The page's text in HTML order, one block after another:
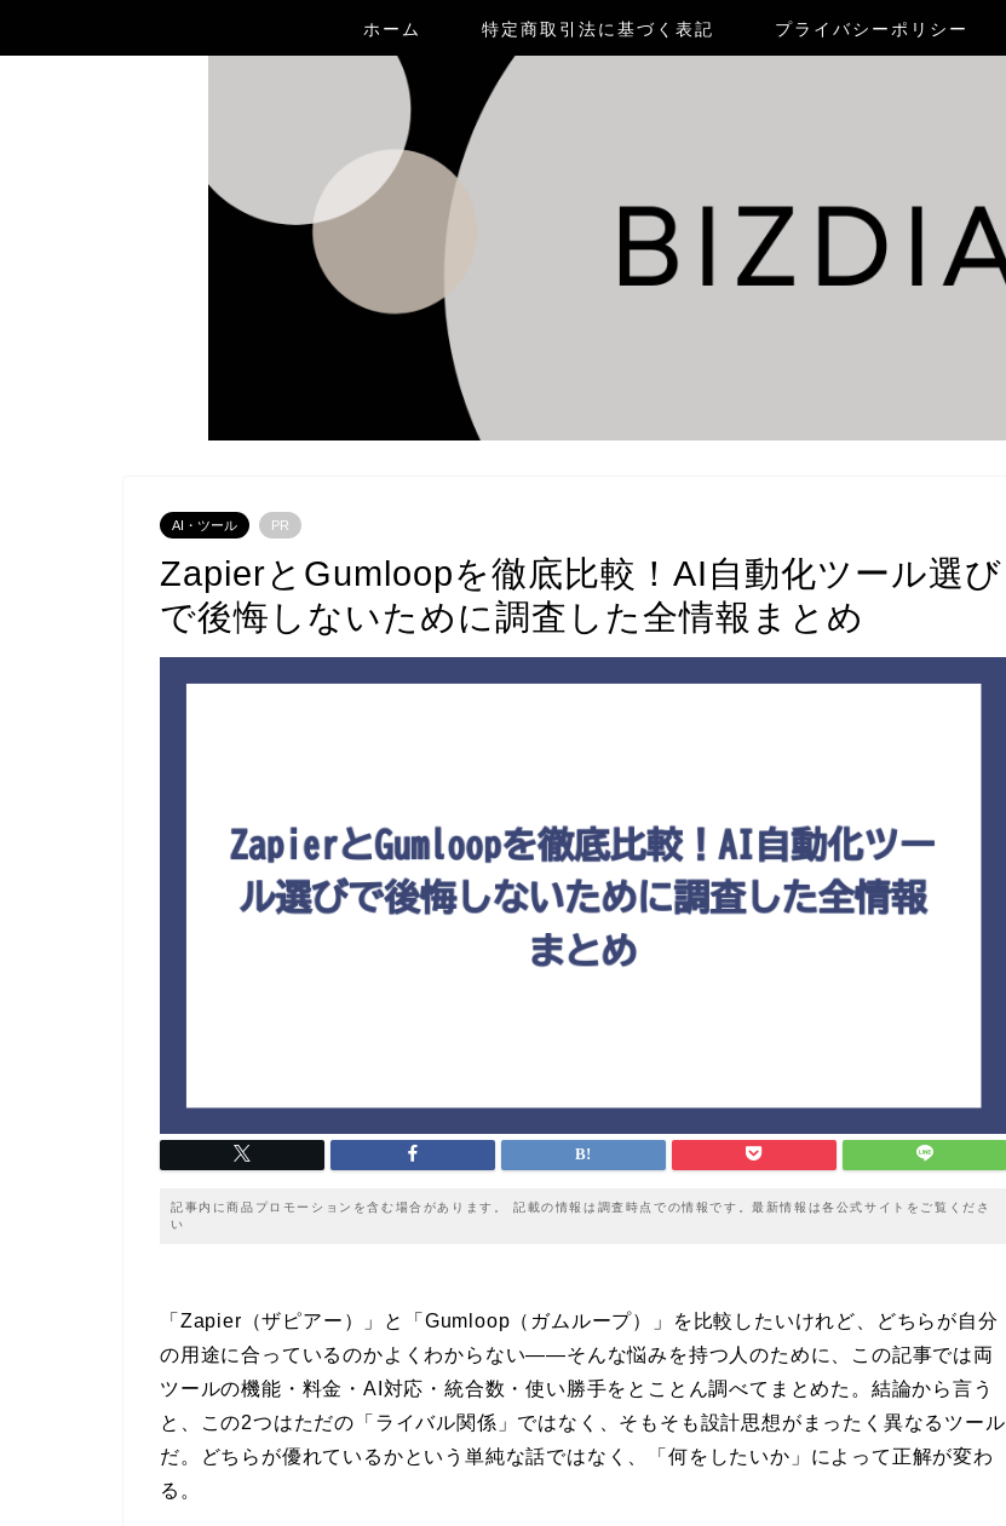
ホーム 特定商取引法に基づく表記 プライバシーポリシー
AI・ツール PR
ZapierとGumloopを徹底比較！AI自動化ツール選び
で後悔しないために調査した全情報まとめ
記事内に商品プロモーションを含む場合があります。 記載の情報は調査時点での情報です。最新情報は各公式サイトをご覧くださ
い
「Zapier（ザピアー）」と「Gumloop（ガムループ）」を比較したいけれど、どちらが自分
の用途に合っているのかよくわからない——そんな悩みを持つ人のために、この記事では両
ツールの機能・料金・AI対応・統合数・使い勝手をとことん調べてまとめた。結論から言う
と、この2つはただの「ライバル関係」ではなく、そもそも設計思想がまったく異なるツール
だ。どちらが優れているかという単純な話ではなく、「何をしたいか」によって正解が変わ
る。